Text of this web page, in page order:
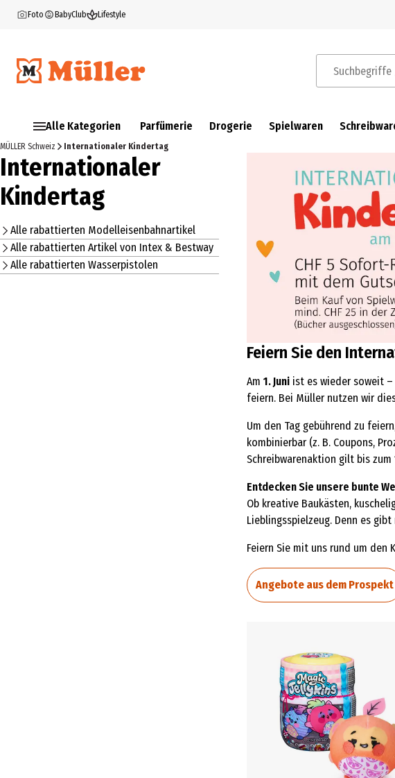
Foto BabyClub Lifestyle
Suchbegriffe /
Alle Kategorien Parfümerie Drogerie Spielwaren
MÜLLER Schweiz Internationaler Kindertag
Internationaler
Kindertag
Alle rabattierten Modelleisenbahnartikel
Alle rabattierten Artikel von Intex & Bestway
Alle rabattierten Wasserpistolen
Feiern Sie den
Am 1. Juni ist es wieder soweit
feiern. Bei Müller nutzen wir
Um den Tag gebührend zu
kombinierbar (z. B. Coupons,
Schreibwarenaktion gilt bis zum
Entdecken Sie unsere bunte
Ob kreative Baukästen,
Lieblingsspielzeug. Denn es
Feiern Sie mit uns rund um den
Angebote aus dem Prospekt